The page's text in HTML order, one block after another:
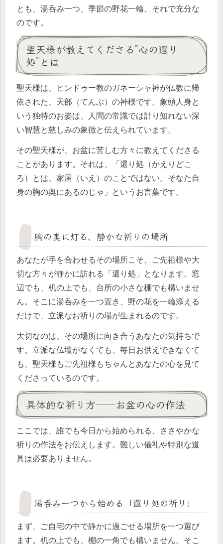
とも、湯呑み一つ、季節の野花一輪、それで充分な
のです。
聖天様が教えてくださる”心の還り
処”とは
聖天様は、ヒンドゥー教のガネーシャ神が仏教に帰
依された、天部（てんぶ）の神様です。象頭人身と
いう独特のお姿は、人間の常識では計り知れない深
い智慧と慈しみの象徴と伝えられています。
その聖天様が、お盆に苦しむ方々に教えてくださる
ことがあります。それは、「還り処（かえりどこ
ろ）とは、家屋（いえ）のことではない。そなた自
身の胸の奥にあるのじゃ」というお言葉です。
胸の奥に灯る、静かな祈りの場所
あなたが手を合わせるその場所こそ、ご先祖様や大
切な方々が静かに訪れる「還り処」となります。窓
辺でも、机の上でも、台所の小さな棚でも構いませ
ん。そこに湯呑みを一つ置き、野の花を一輪添える
だけで、立派なお祈りの場が生まれるのです。
大切なのは、その場所に向き合うあなたの気持ちで
す。立派な仏壇がなくても、毎日お供えできなくて
も、聖天様もご先祖様もちゃんとあなたの心を見て
くださっているのです。
具体的な祈り方──お盆の心の作法
ここでは、誰でも今日から始められる、ささやかな
祈りの作法をお伝えします。難しい儀礼や特別な道
具は必要ありません。
湯呑み一つから始める「還り処の祈り」
まず、ご自宅の中で静かに過ごせる場所を一つ選び
ます。机の上でも、棚の一角でも構いません。そこ